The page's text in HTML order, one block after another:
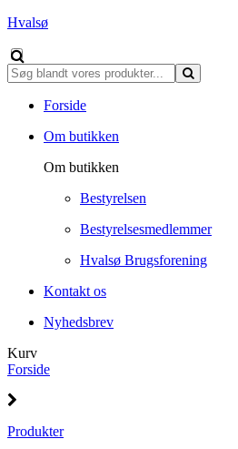
Hvalsø
Forside
Om butikken
Om butikken
Bestyrelsen
Bestyrelsesmedlemmer
Hvalsø Brugsforening
Kontakt os
Nyhedsbrev
Kurv
Forside
Produkter